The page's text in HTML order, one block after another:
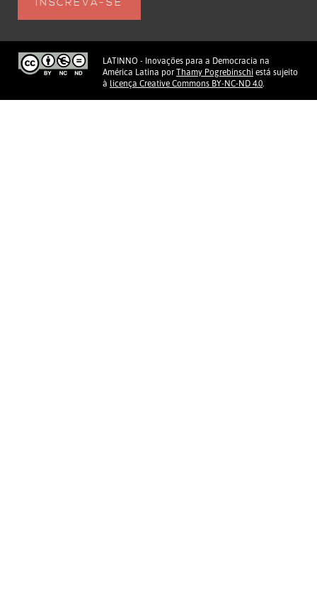
LATINNO - Inovações para a Democracia na
América Latina por Thamy Pogrebinschi está sujeito
à licença Creative Commons BY-NC-ND 4.0.